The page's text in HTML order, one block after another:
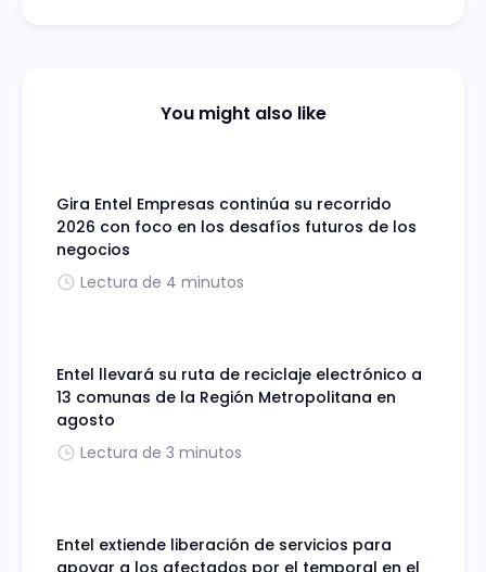
You might also like
Gira Entel Empresas continúa su recorrido
2026 con foco en los desafíos futuros de los
negocios
Lectura de 4 minutos
Entel llevará su ruta de reciclaje electrónico a
13 comunas de la Región Metropolitana en
agosto
Lectura de 3 minutos
Entel extiende liberación de servicios para